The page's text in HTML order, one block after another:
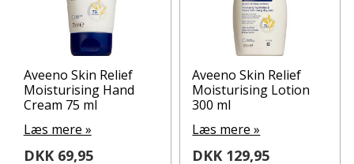
Aveeno Skin Relief
Moisturising Hand
Cream 75 ml
Læs mere »
DKK 69,95
Aveeno Skin Relief
Moisturising Lotion
300 ml
Læs mere »
DKK 129,95